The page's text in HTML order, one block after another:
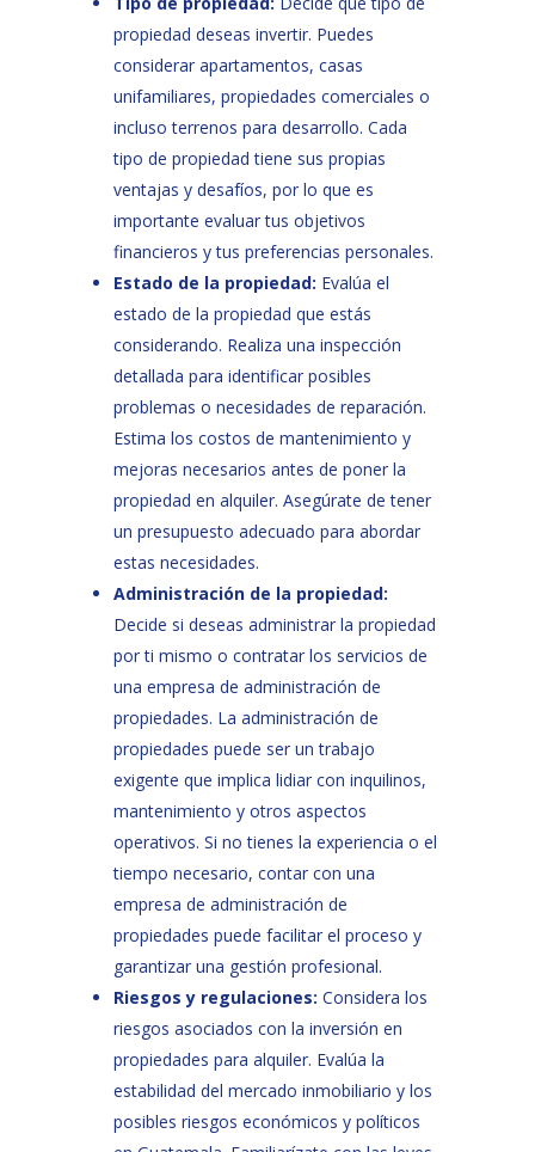
propiedad deseas invertir. Puedes
considerar apartamentos, casas
unifamiliares, propiedades comerciales o
incluso terrenos para desarrollo. Cada
tipo de propiedad tiene sus propias
ventajas y desafíos, por lo que es
importante evaluar tus objetivos
financieros y tus preferencias personales.
Estado de la propiedad: Evalúa el
estado de la propiedad que estás
considerando. Realiza una inspección
detallada para identificar posibles
problemas o necesidades de reparación.
Estima los costos de mantenimiento y
mejoras necesarios antes de poner la
propiedad en alquiler. Asegúrate de tener
un presupuesto adecuado para abordar
estas necesidades.
Administración de la propiedad:
Decide si deseas administrar la propiedad
por ti mismo o contratar los servicios de
una empresa de administración de
propiedades. La administración de
propiedades puede ser un trabajo
exigente que implica lidiar con inquilinos,
mantenimiento y otros aspectos
operativos. Si no tienes la experiencia o el
tiempo necesario, contar con una
empresa de administración de
propiedades puede facilitar el proceso y
garantizar una gestión profesional.
Riesgos y regulaciones: Considera los
riesgos asociados con la inversión en
propiedades para alquiler. Evalúa la
estabilidad del mercado inmobiliario y los
posibles riesgos económicos y políticos